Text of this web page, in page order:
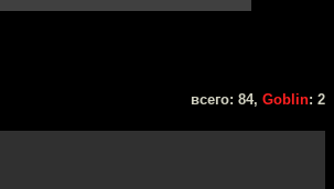
всего: 84, Goblin: 2